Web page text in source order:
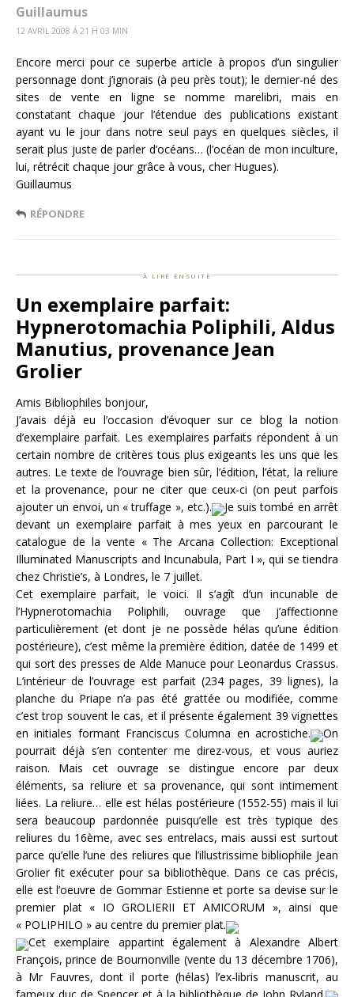
Guillaumus
12 AVRIL 2008 Á 21 H 03 MIN
Encore merci pour ce superbe article à propos d’un singulier
personnage dont j’ignorais (à peu près tout); le dernier-né des
sites de vente en ligne se nomme marelibri, mais en
constatant chaque jour l’étendue des publications existant
ayant vu le jour dans notre seul pays en quelques siècles, il
serait plus juste de parler d’océans… (l’océan de mon inculture,
lui, rétrécit chaque jour grâce à vous, cher Hugues).
Guillaumus
RÉPONDRE
à lire ensuite
Un exemplaire parfait:
Hypnerotomachia Poliphili, Aldus
Manutius, provenance Jean
Grolier
Amis Bibliophiles bonjour,
J’avais déjà eu l’occasion d’évoquer sur ce blog la notion
d’exemplaire parfait. Les exemplaires parfaits répondent à un
certain nombre de critères tous plus exigeants les uns que les
autres. Le texte de l’ouvrage bien sûr, l’édition, l’état, la reliure
et la provenance, pour ne citer que ceux-ci (on peut parfois
ajouter un envoi, un « truffage », etc.).
Je suis tombé en arrêt
devant un exemplaire parfait à mes yeux en parcourant le
catalogue de la vente « The Arcana Collection: Exceptional
Illuminated Manuscripts and Incunabula, Part I », qui se tiendra
chez Christie’s, à Londres, le 7 juillet.
Cet exemplaire parfait, le voici. Il s’agît d’un incunable de
l’Hypnerotomachia Poliphili, ouvrage que j’affectionne
particulièrement (et dont je ne possède hélas qu’une édition
postérieure), c’est même la première édition, datée de 1499 et
qui sort des presses de Alde Manuce pour Leonardus Crassus.
L’intérieur de l’ouvrage est parfait (234 pages, 39 lignes), la
planche du Priape n’a pas été grattée ou modifiée, comme
c’est trop souvent le cas, et il présente également 39 vignettes
en initiales formant Franciscus Columna en acrostiche.
On
pourrait déjà s’en contenter me direz-vous, et vous auriez
raison. Mais cet ouvrage se distingue encore par deux
éléments, sa reliure et sa provenance, qui sont intimement
liées. La reliure… elle est hélas postérieure (1552-55) mais il lui
sera beaucoup pardonnée puisqu’elle est très typique des
reliures du 16ème, avec ses entrelacs, mais aussi est surtout
parce qu’elle l’une des reliures que l’illustrissime bibliophile Jean
Grolier fit exécuter pour sa bibliothèque. Dans ce cas précis,
elle est l’oeuvre de Gommar Estienne et porte sa devise sur le
premier plat « IO GROLIERII ET AMICORUM », ainsi que
« POLIPHILO » au centre du premier plat.
Cet exemplaire appartint également à Alexandre Albert
François, prince de Bournonville (vente du 13 décembre 1706),
à Mr Fauvres, dont il porte (hélas) l’ex-libris manuscrit, au